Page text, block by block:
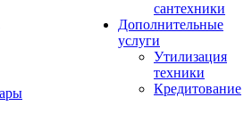
сантехники
Дополнительные
услуги
Утилизация
техники
Кредитование